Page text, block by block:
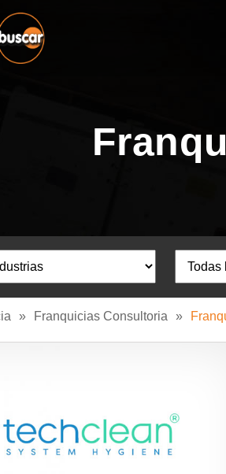
» Franquicias Consultoria »